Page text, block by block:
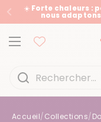
Passer au contenu
Précédent
☀️ Forte chaleurs :
nous
Ouvrir le menu
Accueil
Accueil/Collections/